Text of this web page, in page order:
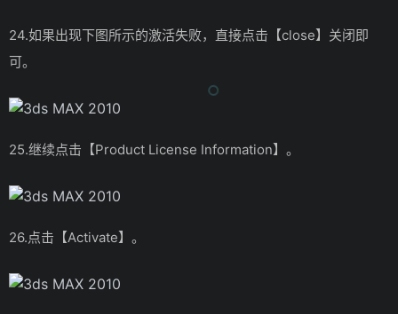
24.如果出现下图所示的激活失败，直接点击【close】关闭即
可。
25.继续点击【Product License Information】。
26.点击【Activate】。